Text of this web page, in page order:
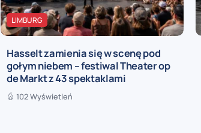
LIMBURG
Hasselt zamienia się w scenę pod
gołym niebem – festiwal Theater op
de Markt z 43 spektaklami
102 Wyświetleń